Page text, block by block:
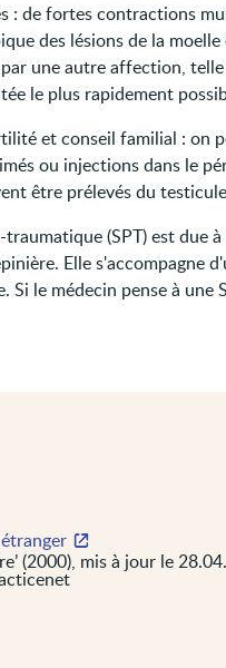
: de fortes contractions
des lésions de la
une autre affection,
le plus rapidement
et conseil familial : on
ou injections dans le
être prélevés du
(SPT) est due à
Elle s'accompagne
Si le médecin pense à une
(2000), mis à jour le